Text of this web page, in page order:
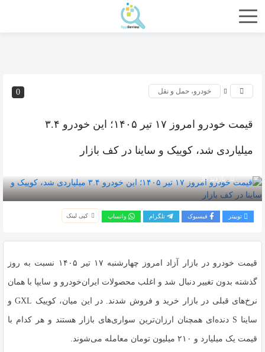
0 خودرو، حمل و نقل
قیمت خودرو امروز ۱۷ تیر ۱۴۰۵؛ این خودرو ۳.۴
میلیاردی شد، کوییک و ساینا در کف بازار
بازدید 38
توییتر فیسبوک تلگرام واتساپ کپی لینک
قیمت خودرو در بازار آزاد امروز چهارشنبه ۱۷ تیر ۱۴۰۵ نسبت به روز
گذشته بدون تغییر دنبال شد و اغلب محصولات ایران‌خودرو و سایپا با همان
نرخ‌های قبلی در بازار خرید و فروش شدند. در این میان، کوییک GXL و
ساینا S دنده‌ای همچنان ارزان‌ترین سواری‌های بازار هستند و هر کدام با
قیمت یک میلیارد و ۲۱۰ میلیون تومان معامله می‌شوند.